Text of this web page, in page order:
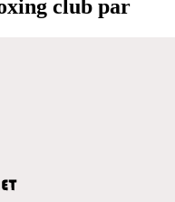
club par